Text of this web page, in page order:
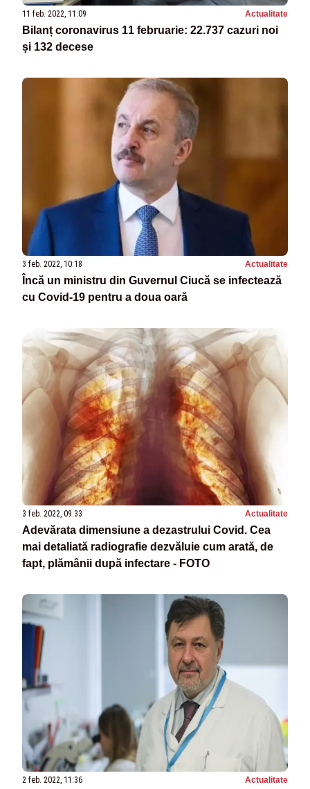
11 feb. 2022, 11:09 Actualitate
Bilanț coronavirus 11 februarie: 22.737 cazuri noi
și 132 decese
3 feb. 2022, 10:18 Actualitate
Încă un ministru din Guvernul Ciucă se infectează
cu Covid-19 pentru a doua oară
3 feb. 2022, 09:33 Actualitate
Adevărata dimensiune a dezastrului Covid. Cea
mai detaliată radiografie dezvăluie cum arată, de
fapt, plămânii după infectare - FOTO
2 feb. 2022, 11:36 Actualitate